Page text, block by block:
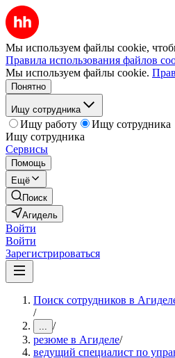
Мы используем файлы cookie,
Правила использования файлов
Мы используем файлы cookie.
Понятно
Ищу сотрудника
Ищу работу
Ищу сотрудника
Ищу сотрудника
Сервисы
Помощь
Ещё
Поиск
Агидель
Войти
Войти
Зарегистрироваться
Поиск сотрудников в
/
... /
резюме в Агиделе/
ведущий специалист по